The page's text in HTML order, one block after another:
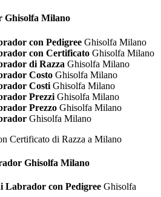
Ghisolfa Milano
con Pedigree Ghisolfa Milano
con Certificato Ghisolfa Milano
di Razza Ghisolfa Milano
Costo Ghisolfa Milano
Costi Ghisolfa Milano
Prezzi Ghisolfa Milano
Prezzo Ghisolfa Milano
Ghisolfa Milano
Ghisolfa Milano
Labrador con Pedigree Ghisolfa